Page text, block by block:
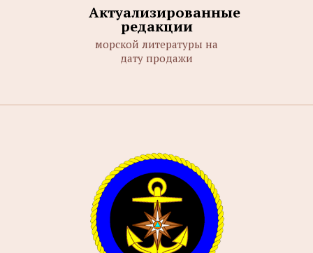
Актуализированные
редакции
морской литературы на
дату продажи